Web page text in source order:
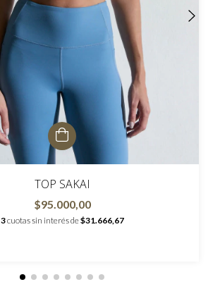
TOP SAKAI
$95.000,00
3cuotas sin interés de$31.666,67